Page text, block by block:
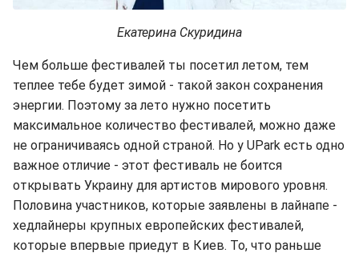
Екатерина Скуридина
Чем больше фестивалей ты посетил летом, тем
теплее тебе будет зимой - такой закон сохранения
энергии. Поэтому за лето нужно посетить
максимальное количество фестивалей, можно даже
не ограничиваясь одной страной. Но у UPark есть одно
важное отличие - этот фестиваль не боится
открывать Украину для артистов мирового уровня.
Половина участников, которые заявлены в лайнапе -
хедлайнеры крупных европейских фестивалей,
которые впервые приедут в Киев. То, что раньше